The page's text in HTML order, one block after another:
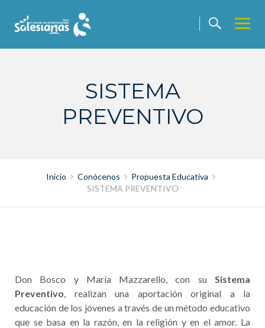
contenido
SISTEMA
PREVENTIVO
Inicio Conócenos
Propuesta Educativa
SISTEMA PREVENTIVO
Don Bosco y María Mazzarello, con su Sistema
Preventivo, realizan una aportación original a la
educación de los jóvenes a través de un método educativo
que se basa en la razón, en la religión y en el amor. La